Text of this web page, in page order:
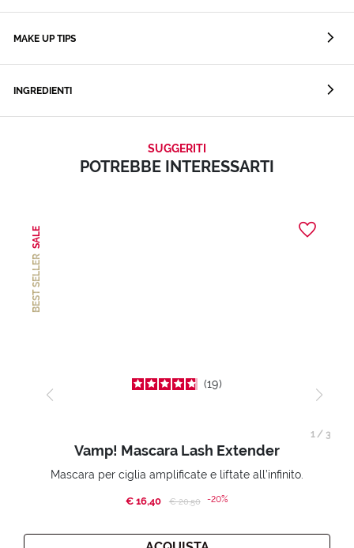
MAKE UP TIPS
INGREDIENTI
SUGGERITI
POTREBBE INTERESSARTI
BEST SELLER
SALE
19
Vamp! Mascara Lash Extender
Mascara per ciglia amplificate e liftate all’infinito.
€ 16,40 Price reduced from
€ 20,50to-20%
1 / 3